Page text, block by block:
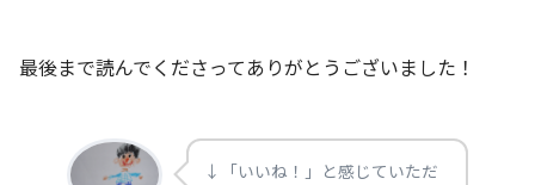
最後まで読んでくださってありがとうございました！
↓「いいね！」と感じていただ